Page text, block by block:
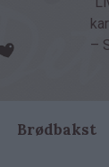
–
Brødbakst